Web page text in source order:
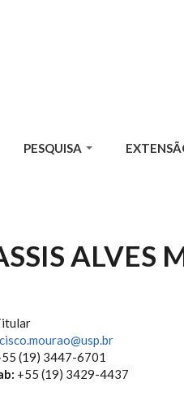
PESQUISA
ALVES
(19) 3447-6701
+55 (19) 3429-4437